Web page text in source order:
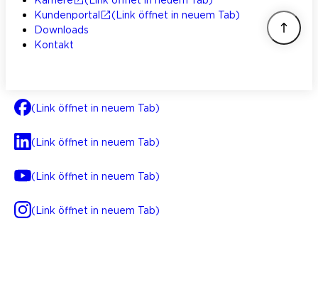
Kundenportal
(Link öffnet in neuem Tab)
Downloads
Kontakt
(Link öffnet in neuem Tab)
(Link öffnet in neuem Tab)
(Link öffnet in neuem Tab)
(Link öffnet in neuem Tab)